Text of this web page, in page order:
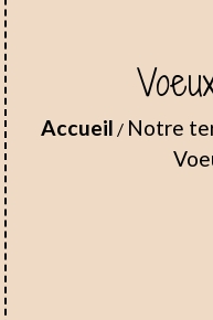
Accueil / Notre